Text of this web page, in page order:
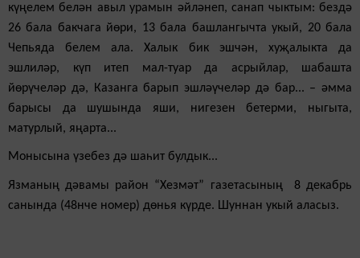
күңелем белән авыл урамын әйләнеп, санап чыктым: бездә
26 бала бакчага йөри, 13 бала башлангычта укый, 20 бала
Чепьяда белем ала. Халык бик эшчән, хуҗалыкта да
эшлиләр, күп итеп мал-туар да асрыйлар, шабашта
йөрүчеләр дә, Казанга барып эшләүчеләр дә бар... – әмма
барысы да шушында яши, нигезен бетерми, ныгыта,
матурлый, яңарта...
Монысына үзебез дә шаһит булдык...
Язманың дәвамы район “Хезмәт” газетасының 8 декабрь
санында (48нче номер) дөнья күрде. Шуннан укый аласыз.